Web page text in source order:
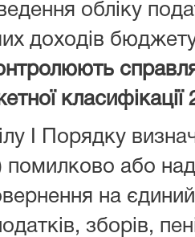
обліку
доходів
I Порядку
помилково або
на єдиний
зборів,